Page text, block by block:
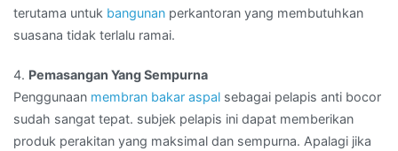
terutama untuk bangunan perkantoran yang membutuhkan
suasana tidak terlalu ramai.
4. Pemasangan Yang Sempurna
Penggunaan membran bakar aspal sebagai pelapis anti bocor
sudah sangat tepat. subjek pelapis ini dapat memberikan
produk perakitan yang maksimal dan sempurna. Apalagi jika